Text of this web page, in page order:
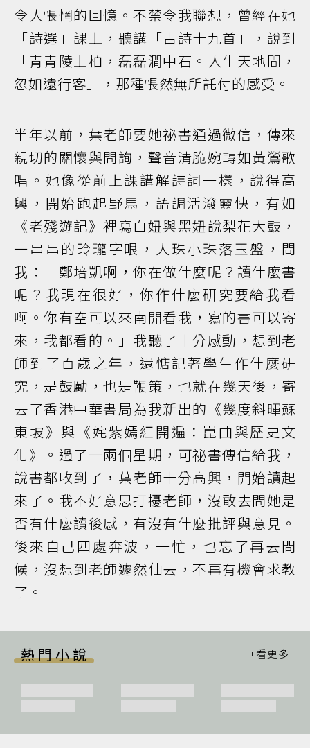
令人悵惘的回憶。不禁令我聯想，曾經在她
「詩選」課上，聽講「古詩十九首」，說到
「青青陵上柏，磊磊澗中石。人生天地間，
忽如遠行客」，那種悵然無所託付的感受。
半年以前，葉老師要她祕書通過微信，傳來
親切的關懷與問詢，聲音清脆婉轉如黃鶯歌
唱。她像從前上課講解詩詞一樣，說得高
興，開始跑起野馬，語調活潑靈快，有如
《老殘遊記》裡寫白妞與黑妞說梨花大鼓，
一串串的玲瓏字眼，大珠小珠落玉盤，問
我：「鄭培凱啊，你在做什麼呢？讀什麼書
呢？我現在很好，你作什麼研究要給我看
啊。你有空可以來南開看我，寫的書可以寄
來，我都看的。」我聽了十分感動，想到老
師到了百歲之年，還惦記著學生作什麼研
究，是鼓勵，也是鞭策，也就在幾天後，寄
去了香港中華書局為我新出的《幾度斜暉蘇
東坡》與《姹紫嫣紅開遍：崑曲與歷史文
化》。過了一兩個星期，可祕書傳信給我，
說書都收到了，葉老師十分高興，開始讀起
來了。我不好意思打擾老師，沒敢去問她是
否有什麼讀後感，有沒有什麼批評與意見。
後來自己四處奔波，一忙，也忘了再去問
候，沒想到老師遽然仙去，不再有機會求教
了。
熱門小說